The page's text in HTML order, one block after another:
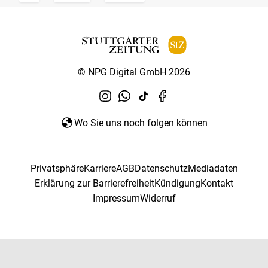
© NPG Digital GmbH 2026
Wo Sie uns noch folgen können
PrivatsphäreKarriereAGBDatenschutzMediadaten
Erklärung zur BarrierefreiheitKündigungKontakt
ImpressumWiderruf